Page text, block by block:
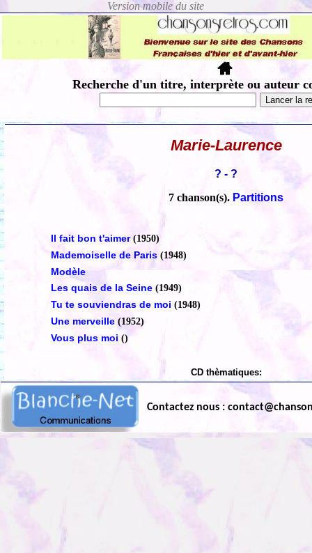
Recherche d'un titre, interprète ou auteur
Marie-Laurence
? - ?
7 chanson(s). Partitions
Il fait bon t'aimer (1950)
Mademoiselle de Paris (1948)
Modèle
Les quais de la Seine (1949)
Tu te souviendras de moi (1948)
Une merveille (1952)
Vous plus moi ()
CD thèmatiques:
Contactez nous :